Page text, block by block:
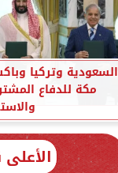
السعودية وتركيا
مكة للدفاع